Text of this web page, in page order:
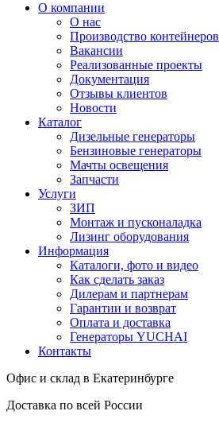
О компании
О нас
Производство контейнеров
Вакансии
Реализованные проекты
Документация
Отзывы клиентов
Новости
Каталог
Дизельные генераторы
Бензиновые генераторы
Мачты освещения
Запчасти
Услуги
ЗИП
Монтаж и пусконаладка
Лизинг оборудования
Информация
Каталоги, фото и видео
Как сделать заказ
Дилерам и партнерам
Гарантии и возврат
Оплата и доставка
Генераторы YUCHAI
Контакты
Офис и склад в Екатеринбурге
Доставка по всей России